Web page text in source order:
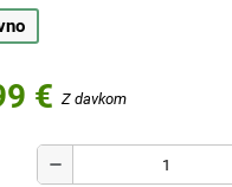
€ Z davkom
remove